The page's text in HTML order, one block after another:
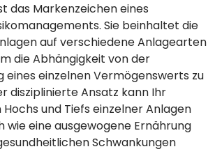
das Markenzeichen eines
Sie beinhaltet die
auf verschiedene Anlagearten
die Abhängigkeit von der
einzelnen Vermögenswerts zu
disziplinierte Ansatz kann Ihr
und Tiefs einzelner Anlagen
wie eine ausgewogene Ernährung
Schwankungen